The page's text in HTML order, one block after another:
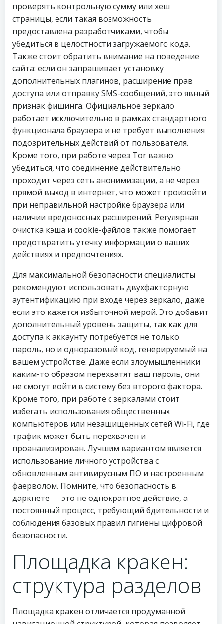
проверять контрольную сумму или хеш
страницы, если такая возможность
предоставлена разработчиками, чтобы
убедиться в целостности загружаемого кода.
Также стоит обратить внимание на поведение
сайта: если он запрашивает установку
дополнительных плагинов, расширение прав
доступа или отправку SMS-сообщений, это явный
признак фишинга. Официальное зеркало
работает исключительно в рамках стандартного
функционала браузера и не требует выполнения
подозрительных действий от пользователя.
Кроме того, при работе через Tor важно
убедиться, что соединение действительно
проходит через сеть анонимизации, а не через
прямой выход в интернет, что может произойти
при неправильной настройке браузера или
наличии вредоносных расширений. Регулярная
очистка кэша и cookie-файлов также помогает
предотвратить утечку информации о ваших
действиях и предпочтениях.
Для максимальной безопасности специалисты
рекомендуют использовать двухфакторную
аутентификацию при входе через зеркало, даже
если это кажется избыточной мерой. Это добавит
дополнительный уровень защиты, так как для
доступа к аккаунту потребуется не только
пароль, но и одноразовый код, генерируемый на
вашем устройстве. Даже если злоумышленники
каким-то образом перехватят ваш пароль, они
не смогут войти в систему без второго фактора.
Кроме того, при работе с зеркалами стоит
избегать использования общественных
компьютеров или незащищенных сетей Wi-Fi, где
трафик может быть перехвачен и
проанализирован. Лучшим вариантом является
использование личного устройства с
обновленным антивирусным ПО и настроенным
фаерволом. Помните, что безопасность в
даркнете — это не однократное действие, а
постоянный процесс, требующий бдительности и
соблюдения базовых правил гигиены цифровой
безопасности.
Площадка кракен:
структура разделов
Площадка кракен отличается продуманной